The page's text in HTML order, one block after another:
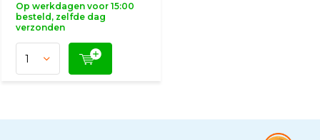
Op werkdagen voor 15:00
besteld, zelfde dag
verzonden